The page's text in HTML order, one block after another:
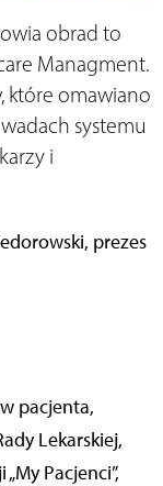
obrad to
Managment.
które omawiano
systemu
i
prezes
pacjenta,
Lekarskiej,
Pacjenci”,